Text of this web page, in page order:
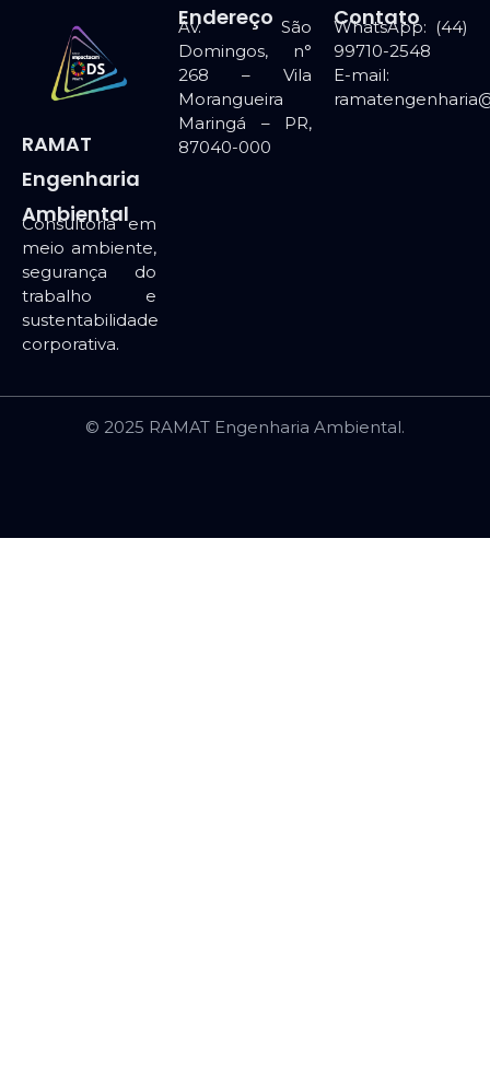
RAMAT
Engenharia
Ambiental
Consultoria em
meio ambiente,
segurança do
trabalho e
sustentabilidade
corporativa.
Endereço
Av. São
Domingos, n°
268 – Vila
Morangueira
Maringá – PR,
87040-000
Contato
WhatsApp: (44)
99710-2548
E-mail:
© 2025 RAMAT Engenharia Ambiental.